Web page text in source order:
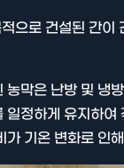
으로 건설된 간
농막은 난방 및 냉
일정하게 유지하
가 기온 변화로 인